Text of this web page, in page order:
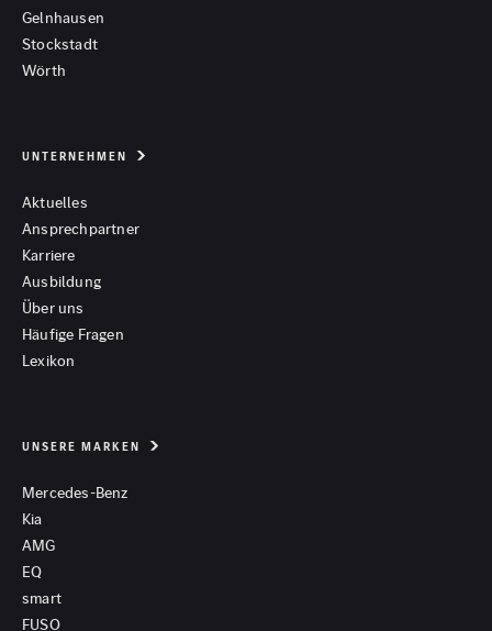
Gelnhausen
Stockstadt
Wörth
UNTERNEHMEN
Aktuelles
Ansprechpartner
Karriere
Ausbildung
Über uns
Häufige Fragen
Lexikon
UNSERE MARKEN
Mercedes-Benz
Kia
AMG
EQ
smart
FUSO